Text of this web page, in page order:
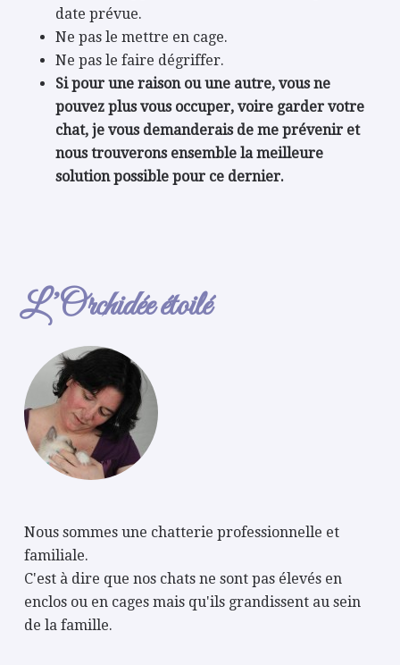
date prévue.
Ne pas le mettre en cage.
Ne pas le faire dégriffer.
Si pour une raison ou une autre, vous ne
pouvez plus vous occuper, voire garder votre
chat, je vous demanderais de me prévenir et
nous trouverons ensemble la meilleure
solution possible pour ce dernier.
L’Orchidée étoilé
Nous sommes une chatterie professionnelle et
familiale.
C'est à dire que nos chats ne sont pas élevés en
enclos ou en cages mais qu'ils grandissent au sein
de la famille.